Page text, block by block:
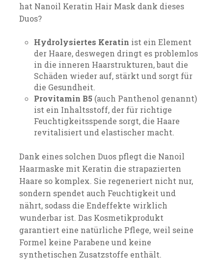
hat Nanoil Keratin Hair Mask dank dieses
Duos?
Hydrolysiertes Keratin ist ein Element
der Haare, deswegen dringt es problemlos
in die inneren Haarstrukturen, baut die
Schäden wieder auf, stärkt und sorgt für
die Gesundheit.
Provitamin B5 (auch Panthenol genannt)
ist ein Inhaltsstoff, der für richtige
Feuchtigkeitsspende sorgt, die Haare
revitalisiert und elastischer macht.
Dank eines solchen Duos pflegt die Nanoil
Haarmaske mit Keratin die strapazierten
Haare so komplex. Sie regeneriert nicht nur,
sondern spendet auch Feuchtigkeit und
nährt, sodass die Endeffekte wirklich
wunderbar ist. Das Kosmetikprodukt
garantiert eine natürliche Pflege, weil seine
Formel keine Parabene und keine
synthetischen Zusatzstoffe enthält.